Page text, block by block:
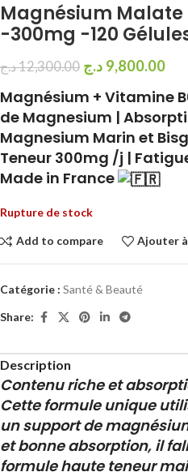
Magnésium Malate
-300mg -120
12,300.00د.ج 9,800.00 د.ج
Magnésium + Vitamine
de Magnesium |
Magnesium Marin et
Teneur 300mg /j |
Made in France
Rupture de stock
Add to compare Ajouter
Catégorie : Santé & Beauté
Share:
Description
Contenu riche et
Cette formule unique
un support de
et bonne absorption, il
formule haute teneur